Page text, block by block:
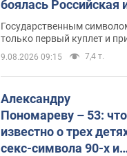
боялась Российская
этом не
Государственным
только первый куплет и
9.08.2026 09:15 7,4 т.
Александру
Пономареву – 53: что
известно о трех
секс-символа 90-х и